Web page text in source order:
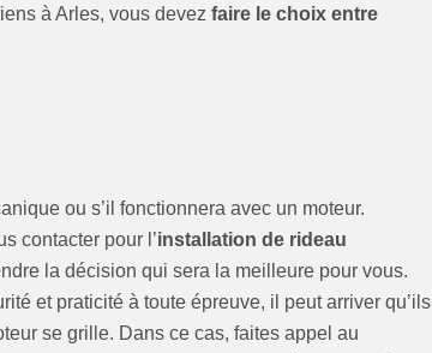
à Arles, vous devez faire le choix entre
ou s’il fonctionnera avec un moteur.
contacter pour l’installation de rideau
la décision qui sera la meilleure pour vous.
et praticité à toute épreuve, il peut arriver qu’ils
se grille. Dans ce cas, faites appel au